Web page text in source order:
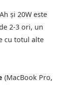
și 20W este
2-3 ori, un
cu totul alte
(MacBook Pro,